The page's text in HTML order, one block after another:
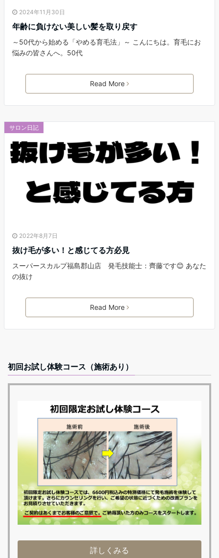
2024年11月30日
年齢に負けない美しい髪を取り戻す
～50代から始める「やめる育毛法」～ こんにちは。育毛にお
悩みの皆さんへ。50代
Read More
サロン日記
2022年8月7日
抜け毛が多い！と感じてる方必見
スーパースカルプ福島郡山店 発毛技能士：齊藤です😊 あなた
の抜け
Read More
初回お試し体験コース（施術あり）
詳しくみる